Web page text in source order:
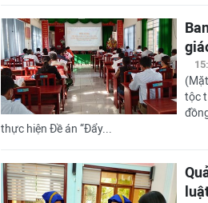
tộc
thực hiện Đề án “Đẩy...